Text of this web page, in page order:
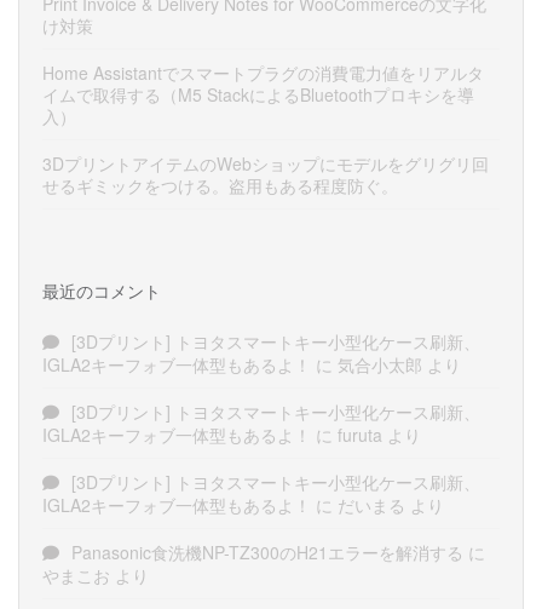
け対策
Home Assistantでスマートプラグの消費電力値をリアルタ
イムで取得する（M5 StackによるBluetoothプロキシを導
入）
3DプリントアイテムのWebショップにモデルをグリグリ回
せるギミックをつける。盗用もある程度防ぐ。
最近のコメント
[3Dプリント] トヨタスマートキー小型化ケース刷新、
IGLA2キーフォブ一体型もあるよ！ に 気合小太郎 より
[3Dプリント] トヨタスマートキー小型化ケース刷新、
IGLA2キーフォブ一体型もあるよ！ に furuta より
[3Dプリント] トヨタスマートキー小型化ケース刷新、
IGLA2キーフォブ一体型もあるよ！ に だいまる より
Panasonic食洗機NP-TZ300のH21エラーを解消する に
やまこお より